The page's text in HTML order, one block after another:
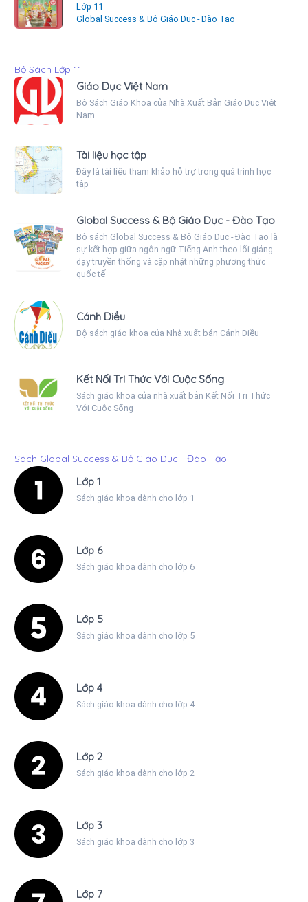
Lớp 11
Global Success & Bộ Giáo Dục - Đào Tạo
Bộ Sách Lớp 11
Giáo Dục Việt Nam
Bộ Sách Giáo Khoa của Nhà Xuất Bản Giáo Dục Việt
Nam
Tài liệu học tập
Đây là tài liệu tham khảo hỗ trợ trong quá trình học
tập
Global Success & Bộ Giáo Dục - Đào Tạo
Bộ sách Global Success & Bộ Giáo Dục - Đào Tạo là
sự kết hợp giữa ngôn ngữ Tiếng Anh theo lối giảng
dạy truyền thống và cập nhật những phương thức
quốc tế
Cánh Diều
Bộ sách giáo khoa của Nhà xuất bản Cánh Diều
Kết Nối Tri Thức Với Cuộc Sống
Sách giáo khoa của nhà xuất bản Kết Nối Tri Thức
Với Cuộc Sống
Sách Global Success & Bộ Giáo Dục - Đào Tạo
Lớp 1
Sách giáo khoa dành cho lớp 1
Lớp 6
Sách giáo khoa dành cho lớp 6
Lớp 5
Sách giáo khoa dành cho lớp 5
Lớp 4
Sách giáo khoa dành cho lớp 4
Lớp 2
Sách giáo khoa dành cho lớp 2
Lớp 3
Sách giáo khoa dành cho lớp 3
Lớp 7